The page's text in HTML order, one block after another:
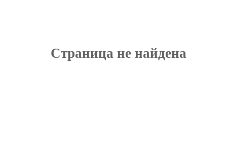
Страница не найдена